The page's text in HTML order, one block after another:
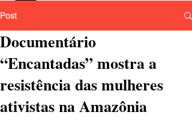
Post
Documentário
“Encantadas” mostra a
resistência das mulheres
ativistas na Amazônia